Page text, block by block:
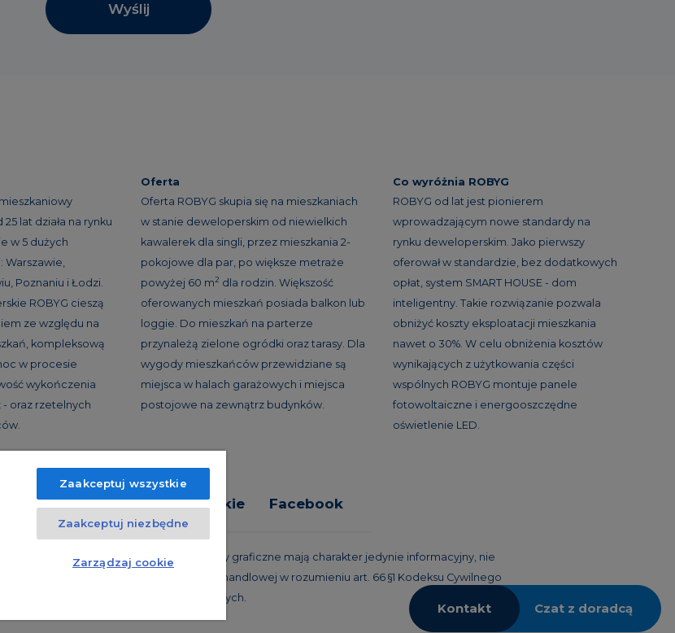
Wyślij
lat działa na rynku
w 5 dużych
Warszawie,
Poznaniu i Łodzi.
ROBYG cieszą
ze względu na
kompleksową
w procesie
wykończenia
- oraz rzetelnych
Oferta
Oferta ROBYG skupia się na mieszkaniach
w stanie deweloperskim od niewielkich
kawalerek dla singli, przez mieszkania 2-
pokojowe dla par, po większe metraże
powyżej 60 m2 dla rodzin. Większość
oferowanych mieszkań posiada balkon lub
loggie. Do mieszkań na parterze
przynależą zielone ogródki oraz tarasy. Dla
wygody mieszkańców przewidziane są
miejsca w halach garażowych i miejsca
postojowe na zewnątrz budynków.
Co wyróżnia ROBYG
ROBYG od lat jest pionierem
wprowadzającym nowe standardy na
rynku deweloperskim. Jako pierwszy
oferował w standardzie, bez dodatkowych
opłat, system SMART HOUSE - dom
inteligentny. Takie rozwiązanie pozwala
obniżyć koszty eksploatacji mieszkania
nawet o 30%. W celu obniżenia kosztów
wynikających z użytkowania części
wspólnych ROBYG montuje panele
fotowoltaiczne i energooszczędne
oświetlenie LED.
Relacje inwestorskie Facebook
Powyższa oferta i przedstawione materiały graficzne mają charakter jedynie informacyjny, nie
nie stanowią również oferty handlowej w rozumieniu art. 66 §1 Kodeksu Cywilnego
oraz innych właściwych przepisów prawnych.
Kontakt Czat z doradcą
Zaakceptuj wszystkie
Zaakceptuj niezbędne
Zarządzaj cookie